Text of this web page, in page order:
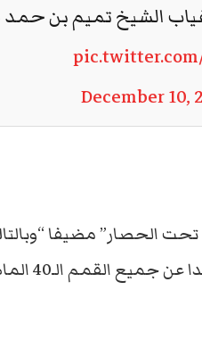
الشيخ تميم بن
December 10,
الحصار” مضيفا
حينها